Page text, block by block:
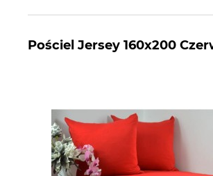
Pościel Jersey 160x200